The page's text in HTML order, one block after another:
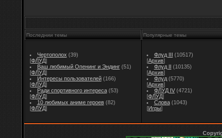
Последнии темы Популярные темы
Чертополох (39)
[ФЛУД]
Ваш любимый Опенинг и Эндинг (51)
[ФЛУД]
Интересы пользователей (166)
[ФЛУД]
Ради спортивного интереса (53)
[ФЛУД]
10 любимых аниме героев (82)
[ФЛУД]
Флуд III (10517)
[Архив]
Флуд II (10135)
[Архив]
Флуд (5770)
[Архив]
ФЛУД IV (4721)
[ФЛУД]
Слова (1043)
[Игры]